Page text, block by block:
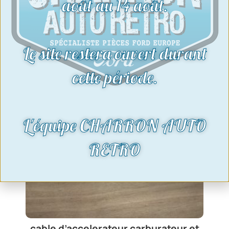
août au 14 août.
Le site restera ouvert durant
cette période.
L'équipe CHARRON AUTO
RETRO